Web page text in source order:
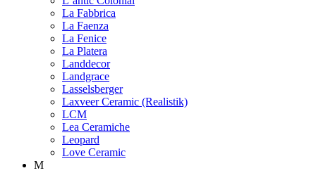
La Fabbrica
La Faenza
La Fenice
La Platera
Landdecor
Landgrace
Lasselsberger
Laxveer Ceramic (Realistik)
LCM
Lea Ceramiche
Leopard
Love Ceramic
M